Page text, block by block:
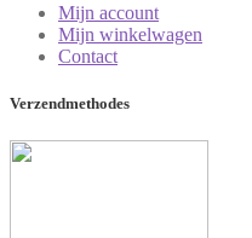
Mijn account
Mijn winkelwagen
Contact
Verzendmethodes